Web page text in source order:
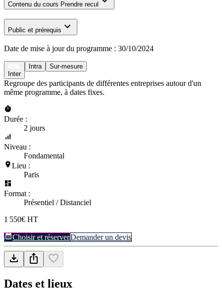
Contenu du cours Prendre recul
Public et prérequis
Date de mise à jour du programme : 30/10/2024
Inter
Intra Sur-mesure
Regroupe des participants de différentes entreprises autour d'un
même programme, à dates fixes.
Durée :
2 jours
Niveau :
Fondamental
Lieu :
Paris
Format :
Présentiel / Distanciel
1 550€ HT
Choisir et réserverDemander un devis
Dates et lieux